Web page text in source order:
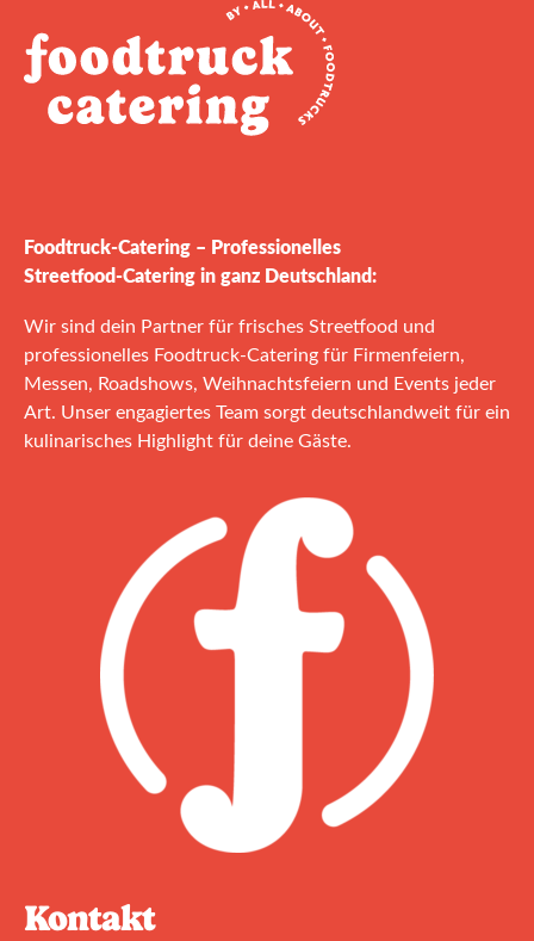
Foodtruck‑Catering – Professionelles
Streetfood‑Catering in ganz Deutschland:
Wir sind dein Partner für frisches Streetfood und
professionelles Foodtruck‑Catering für Firmenfeiern,
Messen, Roadshows, Weihnachtsfeiern und Events jeder
Art. Unser engagiertes Team sorgt deutschlandweit für ein
kulinarisches Highlight für deine Gäste.
Kontakt